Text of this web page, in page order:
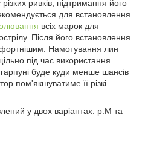
ривків, підтримання його
для встановлення
всіх марок для
Після його встановлення
Намотування лин
під час використання
буде куди менше шансів
пом'якшуватиме її різкі
у двох варіантах: p.M та